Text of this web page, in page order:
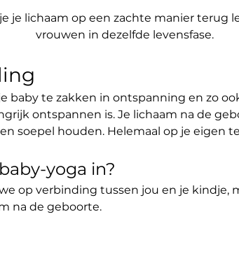
je lichaam op een zachte manier terug
vrouwen in dezelfde levensfase.
baby te zakken in ontspanning en zo
ontspannen is. Je lichaam na de
soepel houden. Helemaal op je eigen
yoga in?
op verbinding tussen jou en je kindje,
na de geboorte.